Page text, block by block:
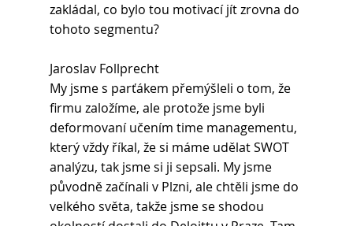
zakládal, co bylo tou motivací jít zrovna do
tohoto segmentu?
Jaroslav Follprecht
My jsme s parťákem přemýšleli o tom, že
firmu založíme, ale protože jsme byli
deformovaní učením time managementu,
který vždy říkal, že si máme udělat SWOT
analýzu, tak jsme si ji sepsali. My jsme
původně začínali v Plzni, ale chtěli jsme do
velkého světa, takže jsme se shodou